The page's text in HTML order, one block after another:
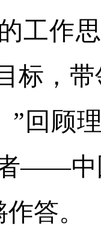
工作
标，
”回顾
——中
答。